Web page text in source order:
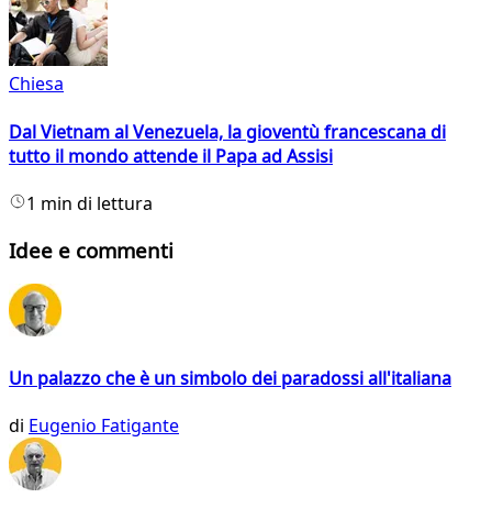
Chiesa
Dal Vietnam al Venezuela, la gioventù francescana di
tutto il mondo attende il Papa ad Assisi
1 min di lettura
Idee e commenti
Un palazzo che è un simbolo dei paradossi all'italiana
di Eugenio Fatigante